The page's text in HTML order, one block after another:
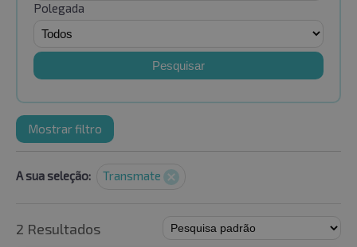
Polegada
Pesquisar
Mostrar filtro
A sua seleção: Transmate
2 Resultados